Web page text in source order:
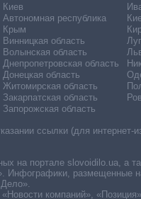
Киев
Автономная республика
Крым
Винницкая область
Волынская область
Днепропетровская область
Донецкая область
Житомирская область
Закарпатская область
Запорожская область
ссылки (для
на портале slovoidilo.ua, а
размещенные
компаний»,